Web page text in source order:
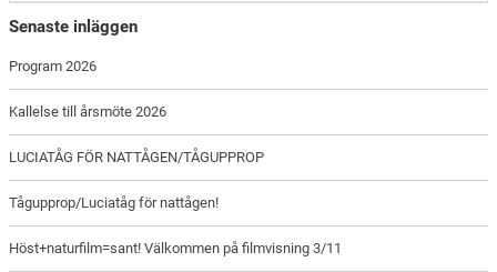
Senaste inläggen
Program 2026
Kallelse till årsmöte 2026
LUCIATÅG FÖR NATTÅGEN/TÅGUPPROP
Tågupprop/Luciatåg för nattågen!
Höst+naturfilm=sant! Välkommen på filmvisning 3/11